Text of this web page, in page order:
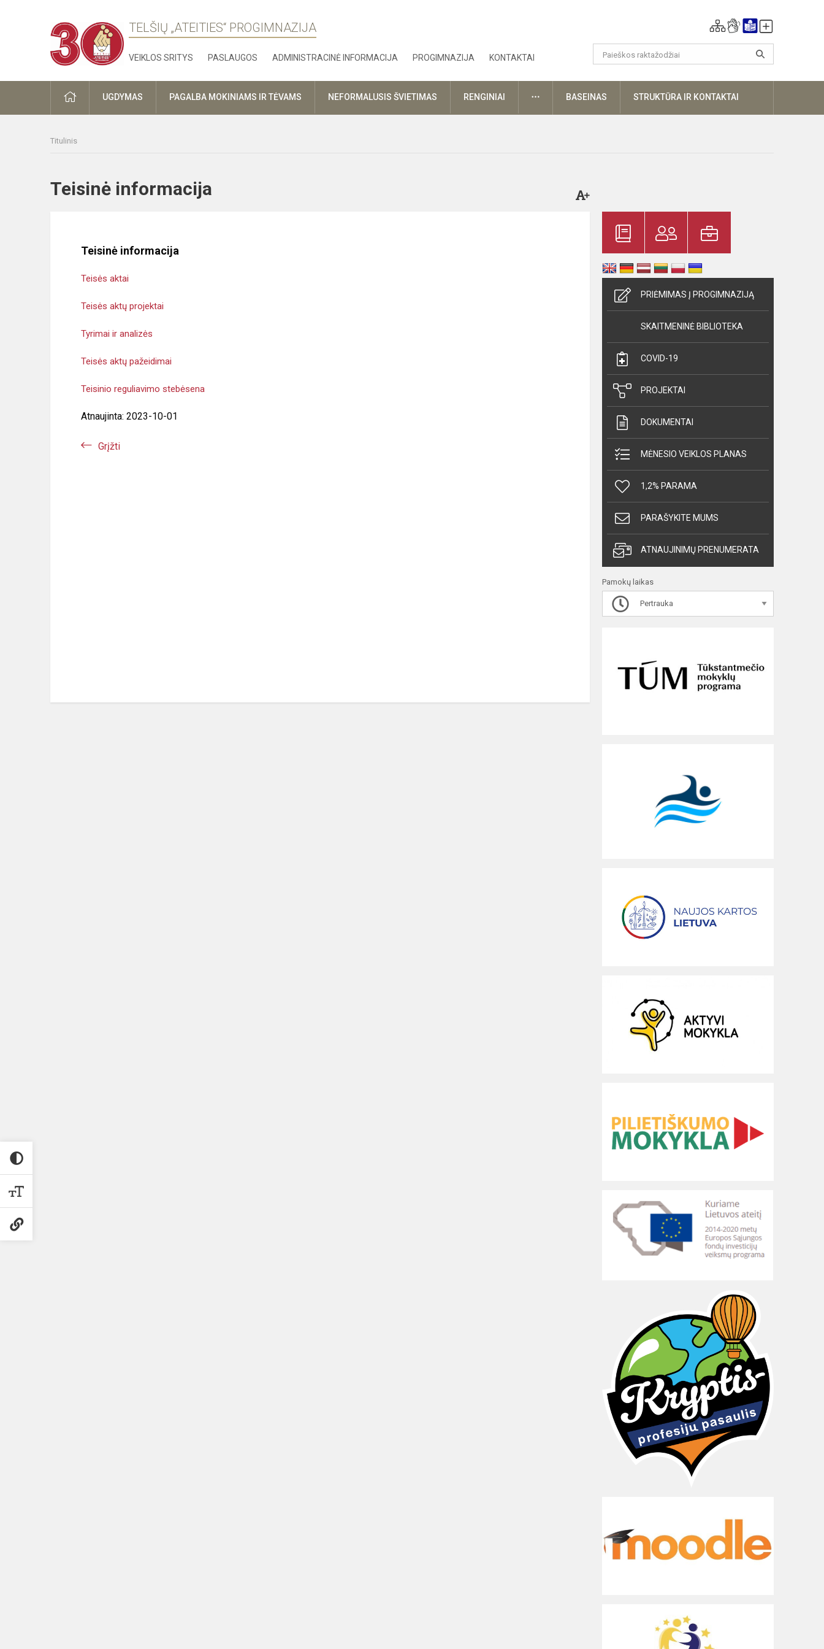
TELŠIŲ „ATEITIES“ PROGIMNAZIJA
VEIKLOS SRITYS PASLAUGOS ADMINISTRACINĖ INFORMACIJA PROGIMNAZIJA KONTAKTAI
PRADŽIAUGDYMAS PAGALBA MOKINIAMS IR TĖVAMS NEFORMALUSIS ŠVIETIMAS RENGINIAI DAUGIAUBASEINAS STRUKTŪRA IR KONTAKTAI
Titulinis
Teisinė informacija
Teisinė informacija
Teisės aktai
Teisės aktų projektai
Tyrimai ir analizės
Teisės aktų pažeidimai
Teisinio reguliavimo stebėsena
Atnaujinta: 2023-10-01
Grįžti
PRIĖMIMAS Į PROGIMNAZIJĄ
SKAITMENINĖ BIBLIOTEKA
COVID-19
PROJEKTAI
DOKUMENTAI
MĖNESIO VEIKLOS PLANAS
1,2% PARAMA
PARAŠYKITE MUMS
ATNAUJINIMŲ PRENUMERATA
Pamokų laikas
Pertrauka